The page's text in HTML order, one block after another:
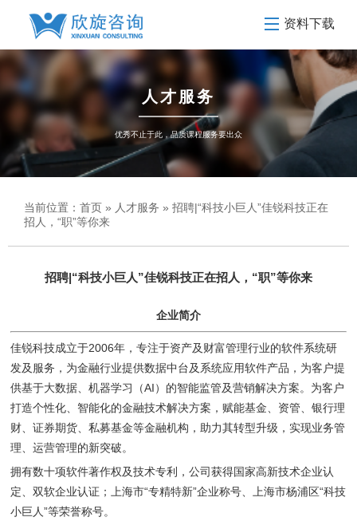
资料下载
人才服务
优秀不止于此，品质课程服务要出众
当前位置： 首页 » 人才服务 » 招聘|“科技小巨人”佳锐科技正在
招人，“职”等你来
招聘|“科技小巨人”佳锐科技正在招人，“职”等你来
企业简介
佳锐科技成立于2006年，专注于资产及财富管理行业的软件系统研
发及服务，为金融行业提供数据中台及系统应用软件产品，为客户提
供基于大数据、机器学习（AI）的智能监管及营销解决方案。为客户
打造个性化、智能化的金融技术解决方案，赋能基金、资管、银行理
财、证券期货、私募基金等金融机构，助力其转型升级，实现业务管
理、运营管理的新突破。
拥有数十项软件著作权及技术专利，公司获得国家高新技术企业认
定、双软企业认证；上海市“专精特新”企业称号、上海市杨浦区“科技
小巨人”等荣誉称号。